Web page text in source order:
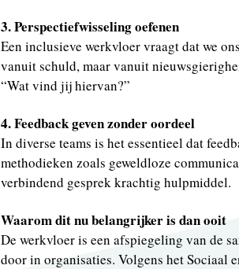
3. Perspectiefwisseling oefenen
Een inclusieve werkvloer vraagt dat we
vanuit schuld, maar vanuit
“Wat vind jij hiervan?”
4. Feedback geven zonder oordeel
In diverse teams is het essentieel dat
methodieken zoals geweldloze
verbindend gesprek krachtig hulpmiddel.
Waarom dit nu belangrijker is dan ooit
De werkvloer is een afspiegeling van de
door in organisaties. Volgens het Sociaal